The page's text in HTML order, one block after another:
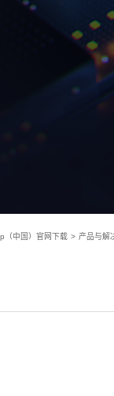
（中国）官网下载 > 产品与解